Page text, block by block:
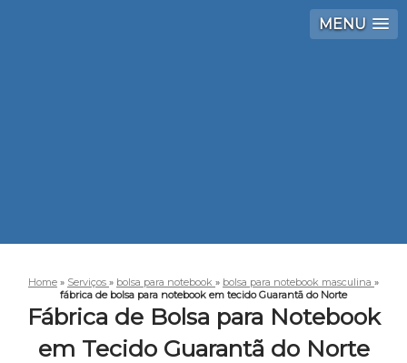
MENU
Home » Serviços » bolsa para notebook » bolsa para notebook masculina »
fábrica de bolsa para notebook em tecido Guarantã do Norte
Fábrica de Bolsa para Notebook
em Tecido Guarantã do Norte